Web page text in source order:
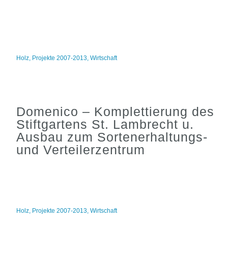
Holz, Projekte 2007-2013,Wirtschaft
Domenico – Komplettierung des
Stiftgartens St. Lambrecht u.
Ausbau zum Sortenerhaltungs-
und Verteilerzentrum
Holz, Projekte 2007-2013,Wirtschaft